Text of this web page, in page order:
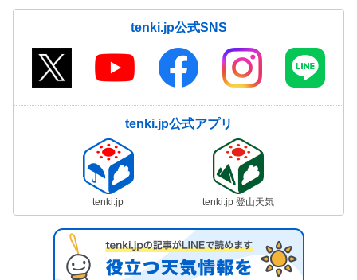
tenki.jp公式SNS
tenki.jp公式アプリ
tenki.jp tenki.jp 登山天気